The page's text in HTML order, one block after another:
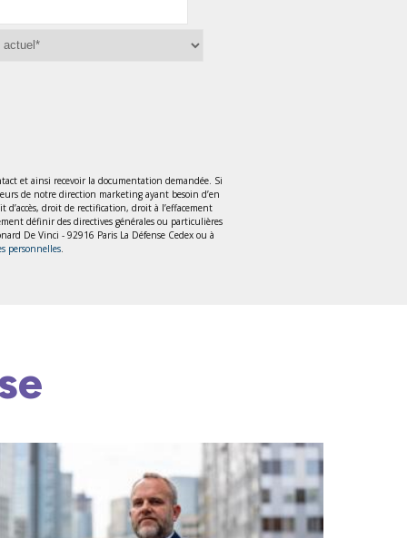
et ainsi recevoir la documentation demandée. Si
de notre direction marketing ayant besoin d’en
droit de rectification, droit à l’effacement
définir des directives générales ou particulières
De Vinci - 92916 Paris La Défense Cedex ou à
personnelles.